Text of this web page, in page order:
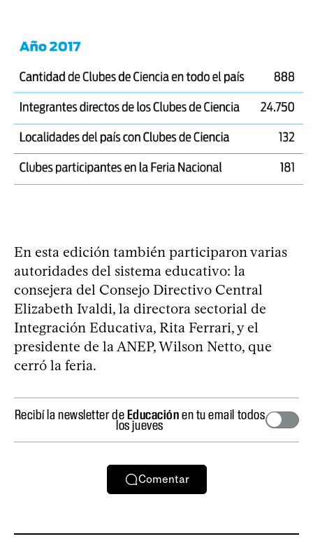
En esta edición también participaron varias
autoridades del sistema educativo: la
consejera del Consejo Directivo Central
Elizabeth Ivaldi, la directora sectorial de
Integración Educativa, Rita Ferrari, y el
presidente de la ANEP, Wilson Netto, que
cerró la feria.
Recibí la newsletter deEducaciónen tu email todos
los jueves
Comentar